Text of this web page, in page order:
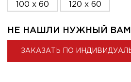
100 x 60 120 x 60
НЕ НАШЛИ НУЖНЫЙ ВАМ
ЗАКАЗАТЬ ПО